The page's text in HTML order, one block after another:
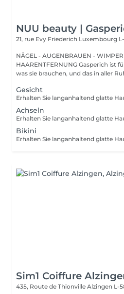
NUU beauty |
21, rue Evy Friederich Luxembourg L-
NÄGEL - AUGENBRAUEN -
HAARENTFERNUNG Gasperich ist für alle, die genau wissen,
was sie brauchen, und das in aller
Gesicht
Achseln
Bikini
Sim1 Coiffure
435, Route de Thionville Alzingen L-